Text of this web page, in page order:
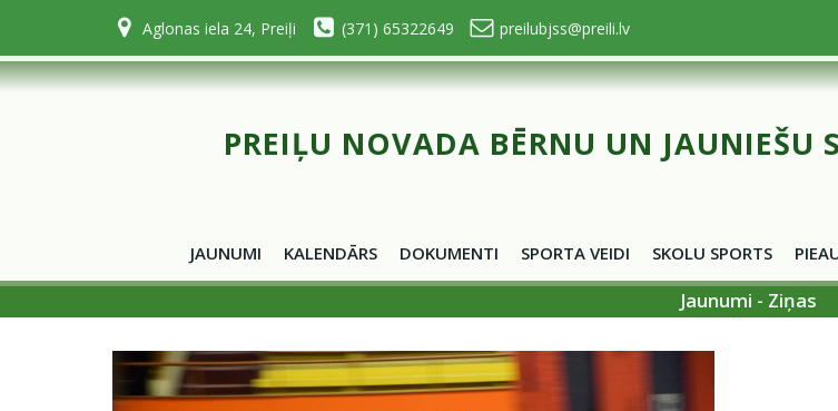
content
Aglonas iela 24, Preiļi (371) 65322649 preilubjss@preili.lv
PREIĻU NOVADA BĒRNU UN JAUNIEŠU
JAUNUMI KALENDĀRS DOKUMENTI SPORTA VEIDI SKOLU SPORTS
Jaunumi - Ziņas